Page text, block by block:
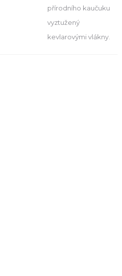
přírodního kaučuku
vyztužený
kevlarovými vlákny.